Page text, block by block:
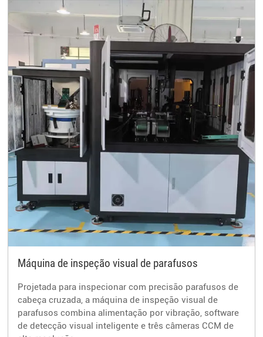
Máquina de inspeção visual de parafusos
Projetada para inspecionar com precisão parafusos de
cabeça cruzada, a máquina de inspeção visual de
parafusos combina alimentação por vibração, software
de detecção visual inteligente e três câmeras CCM de